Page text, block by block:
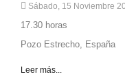
Sábado, 15 Noviembre
17.30 horas
Pozo Estrecho, España
Leer más...